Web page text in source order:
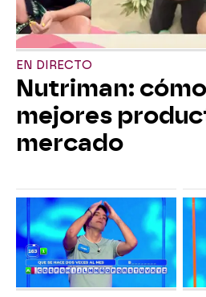
EN DIRECTO
Nutriman:
mejores
mercado